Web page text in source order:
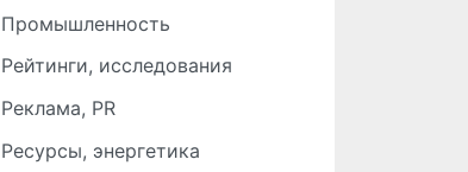
Промышленность
Рейтинги, исследования
Реклама, PR
Ресурсы, энергетика